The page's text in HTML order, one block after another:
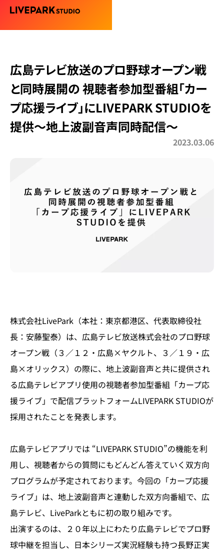
広島テレビ放送のプロ野球オープン戦
と同時展開の 視聴者参加型番組「カー
プ応援ライブ」にLIVEPARK STUDIOを
提供〜地上波副音声同時配信〜
2023.03.06
株式会社LivePark（本社：東京都港区、代表取締役社
長：安藤聖泰）は、広島テレビ放送株式会社のプロ野球
オープン戦（３／１２・広島×ヤクルト、３／１９・広
島×オリックス）の際に、地上波副音声と共に提供され
る広島テレビアプリ使用の視聴者参加型番組「カープ応
援ライブ」で配信プラットフォームLIVEPARK STUDIOが
採用されたことを発表します。
広島テレビアプリでは “LIVEPARK STUDIO”の機能を利
用し、視聴者からの質問にもどんどん答えていく双方向
プログラムが予定されております。今回の「カープ応援
ライブ」は、地上波副音声と連動した双方向番組で、広
島テレビ、LiveParkともに初の取り組みです。
出演するのは、２０年以上にわたり広島テレビでプロ野
球中継を担当し、日本シリーズ実況経験も持つ長野正実